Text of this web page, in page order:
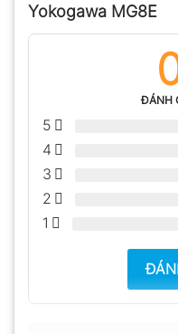
Yokogawa MG8E
ĐÁNH
5
4
3
2
1